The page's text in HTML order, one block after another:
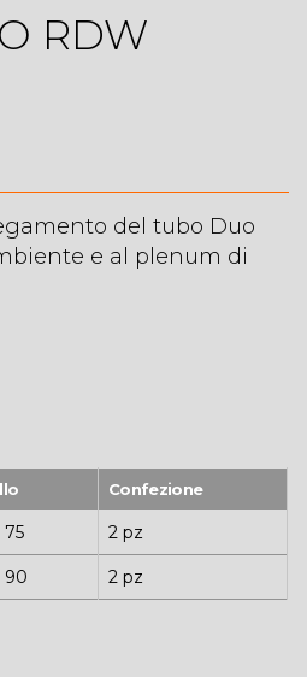
RDW
del tubo Duo
e al plenum di
Confezione
75 2 pz
90 2 pz